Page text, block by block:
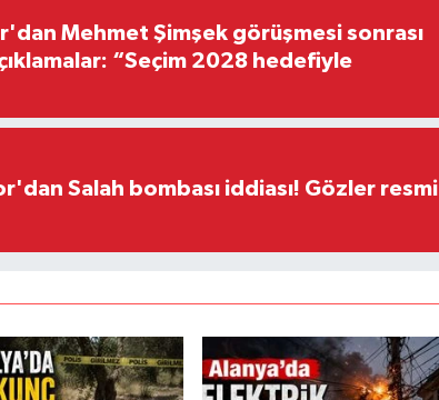
Mehmet Şimşek görüşmesi sonrası
“Seçim 2028 hedefiyle
Salah bombası iddiası! Gözler resmi